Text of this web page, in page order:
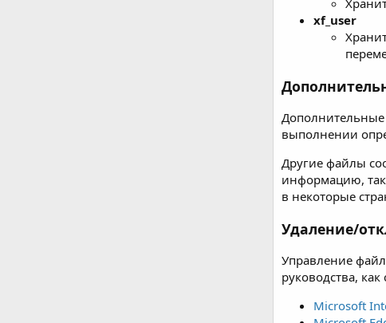
xf_user
Дополнительные
выполнении
Другие файлы
информацию,
в некоторые
Удаление/
Управление
руководства,
Microsoft